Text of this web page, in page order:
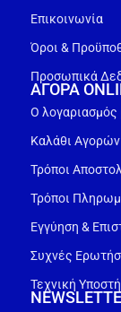
Επικοινωνία
Όροι &
Προσωπικά
ΑΓΟΡΑ
Ο λογαριασμός
Καλάθι Αγορών
Τρόποι
Τρόποι
Εγγύηση &
Συχνές
Τεχνική